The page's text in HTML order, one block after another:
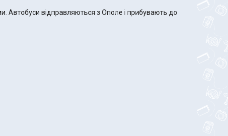
Автобуси відправляються з Ополе і прибувають до